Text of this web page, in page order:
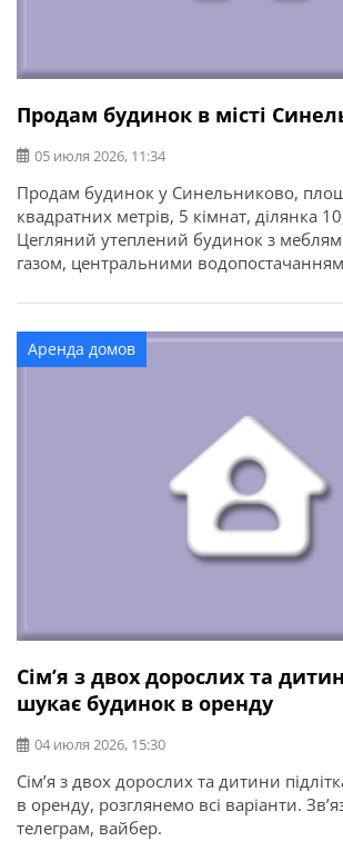
Продам будинок в місті
05 июля 2026, 11:34
Продам будинок у Синельниково,
квадратних метрів, 5 кімнат, ділянка
Цегляний утеплений будинок з
газом, центральними водопостачанням
Є гараж, навіс, літня кухня, душ,
Доглянута територія з плодовими
залишається новому власнику.
Аренда домов
Сімʼя з двох дорослих та
шукає будинок в оренду
04 июля 2026, 15:30
Сімʼя з двох дорослих та дитини
в оренду, розглянемо всі варіанти.
телеграм, вайбер.